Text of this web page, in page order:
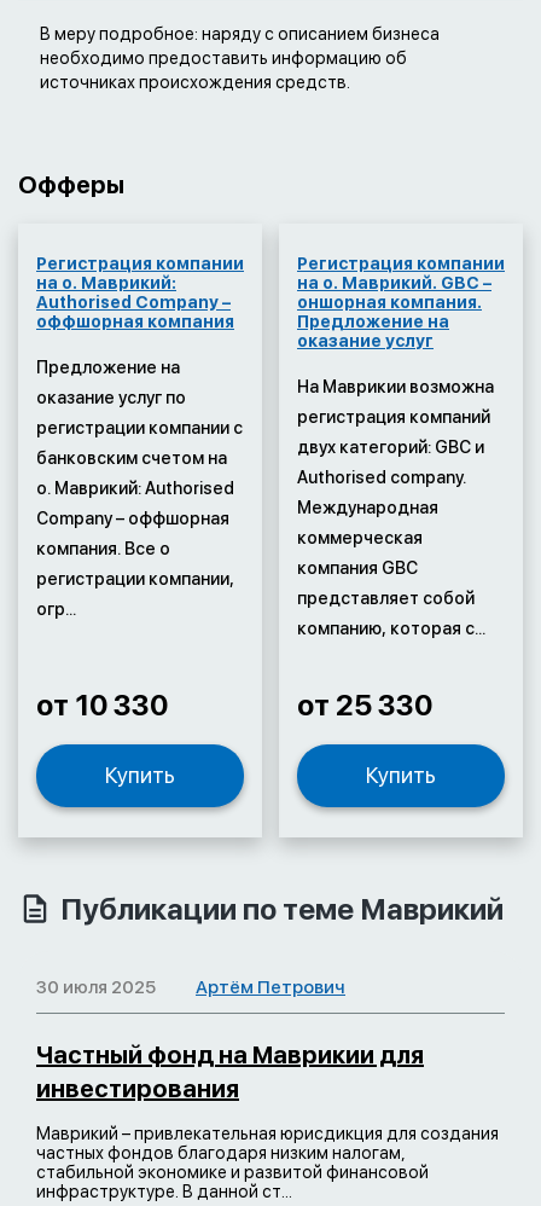
В меру подробное: наряду с описанием бизнеса
необходимо предоставить информацию об
источниках происхождения средств.
Офферы
Регистрация компании
на о. Маврикий:
Authorised Company –
оффшорная компания
Предложение на
оказание услуг по
регистрации компании с
банковским счетом на
о. Маврикий: Authorised
Company – оффшорная
компания. Все о
регистрации компании,
огр...
от 10 330
Купить
Регистрация компании
на о. Маврикий. GBC –
оншорная компания.
Предложение на
оказание услуг
На Маврикии возможна
регистрация компаний
двух категорий: GBC и
Authorised company.
Международная
коммерческая
компания GBC
представляет собой
компанию, которая с...
от 25 330
Купить
Публикации по теме Маврикий
30 июля 2025 Артём Петрович
Частный фонд на Маврикии для
инвестирования
Маврикий – привлекательная юрисдикция для создания
частных фондов благодаря низким налогам,
стабильной экономике и развитой финансовой
инфраструктуре. В данной ст...